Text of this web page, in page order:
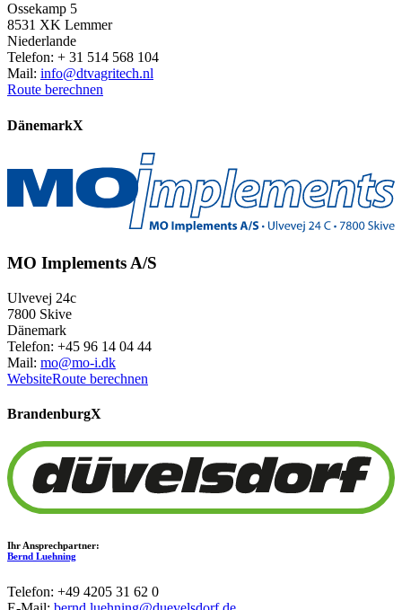
Ossekamp 5
8531 XK Lemmer
Niederlande
Telefon: + 31 514 568 104
Mail: info@dtvagritech.nl
Route berechnen
DänemarkX
MO Implements A/S
Ulvevej 24c
7800 Skive
Dänemark
Telefon: +45 96 14 04 44
Mail: mo@mo-i.dk
WebsiteRoute berechnen
BrandenburgX
Ihr Ansprechpartner:
Bernd Luehning
Telefon: +49 4205 31 62 0